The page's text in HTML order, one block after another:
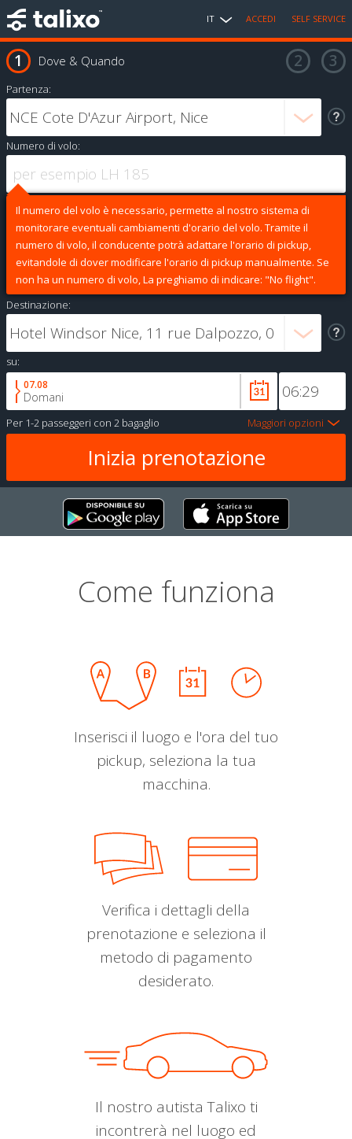
IT ACCEDI SELF SERVICE
Dove & Quando
Partenza:
Numero di volo:
Il numero del volo è necessario, permette al nostro sistema di
monitorare eventuali cambiamenti d'orario del volo. Tramite il
numero di volo, il conducente potrà adattare l'orario di pickup,
evitandole di dover modificare l'orario di pickup manualmente. Se
non ha un numero di volo, La preghiamo di indicare: "No flight".
Destinazione:
su:
07.08
Domani
Per 1-2 passeggeri con 2 bagaglio Maggiori opzioni
Come funziona
Inserisci il luogo e l'ora del tuo
pickup, seleziona la tua
macchina.
Verifica i dettagli della
prenotazione e seleziona il
metodo di pagamento
desiderato.
Il nostro autista Talixo ti
incontrerà nel luogo ed